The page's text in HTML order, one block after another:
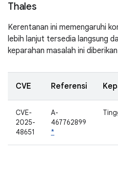
Thales
Kerentanan ini memengaruhi
lebih lanjut tersedia langsung
keparahan masalah ini
CVE Referensi
CVE-
2025-
48651
A-
467762899
*